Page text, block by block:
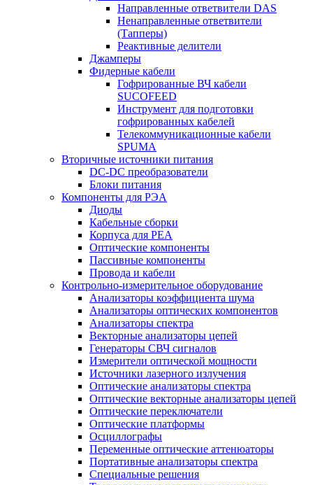
Направленные ответвители DAS
Ненаправленные ответвители
(Тапперы)
Реактивные делители
Джамперы
Фидерные кабели
Гофрированные ВЧ кабели
SUCOFEED
Инструмент для подготовки
гофрированных кабелей
Телекоммуникационные кабели
SPUMA
Вторичные источники питания
DC-DC преобразователи
Блоки питания
Компоненты для РЭА
Диоды
Кабельные сборки
Корпуса для РЕА
Оптические компоненты
Пассивные компоненты
Провода и кабели
Контрольно-измерительное оборудование
Анализаторы коэффициента шума
Анализаторы оптических компонентов
Анализаторы спектра
Векторные анализаторы цепей
Генераторы СВЧ сигналов
Измерители оптической мощности
Источники лазерного излучения
Оптические анализаторы спектра
Оптические векторные анализаторы цепей
Оптические переключатели
Оптические платформы
Осциллографы
Переменные оптические аттенюаторы
Портативные анализаторы спектра
Специальные решения